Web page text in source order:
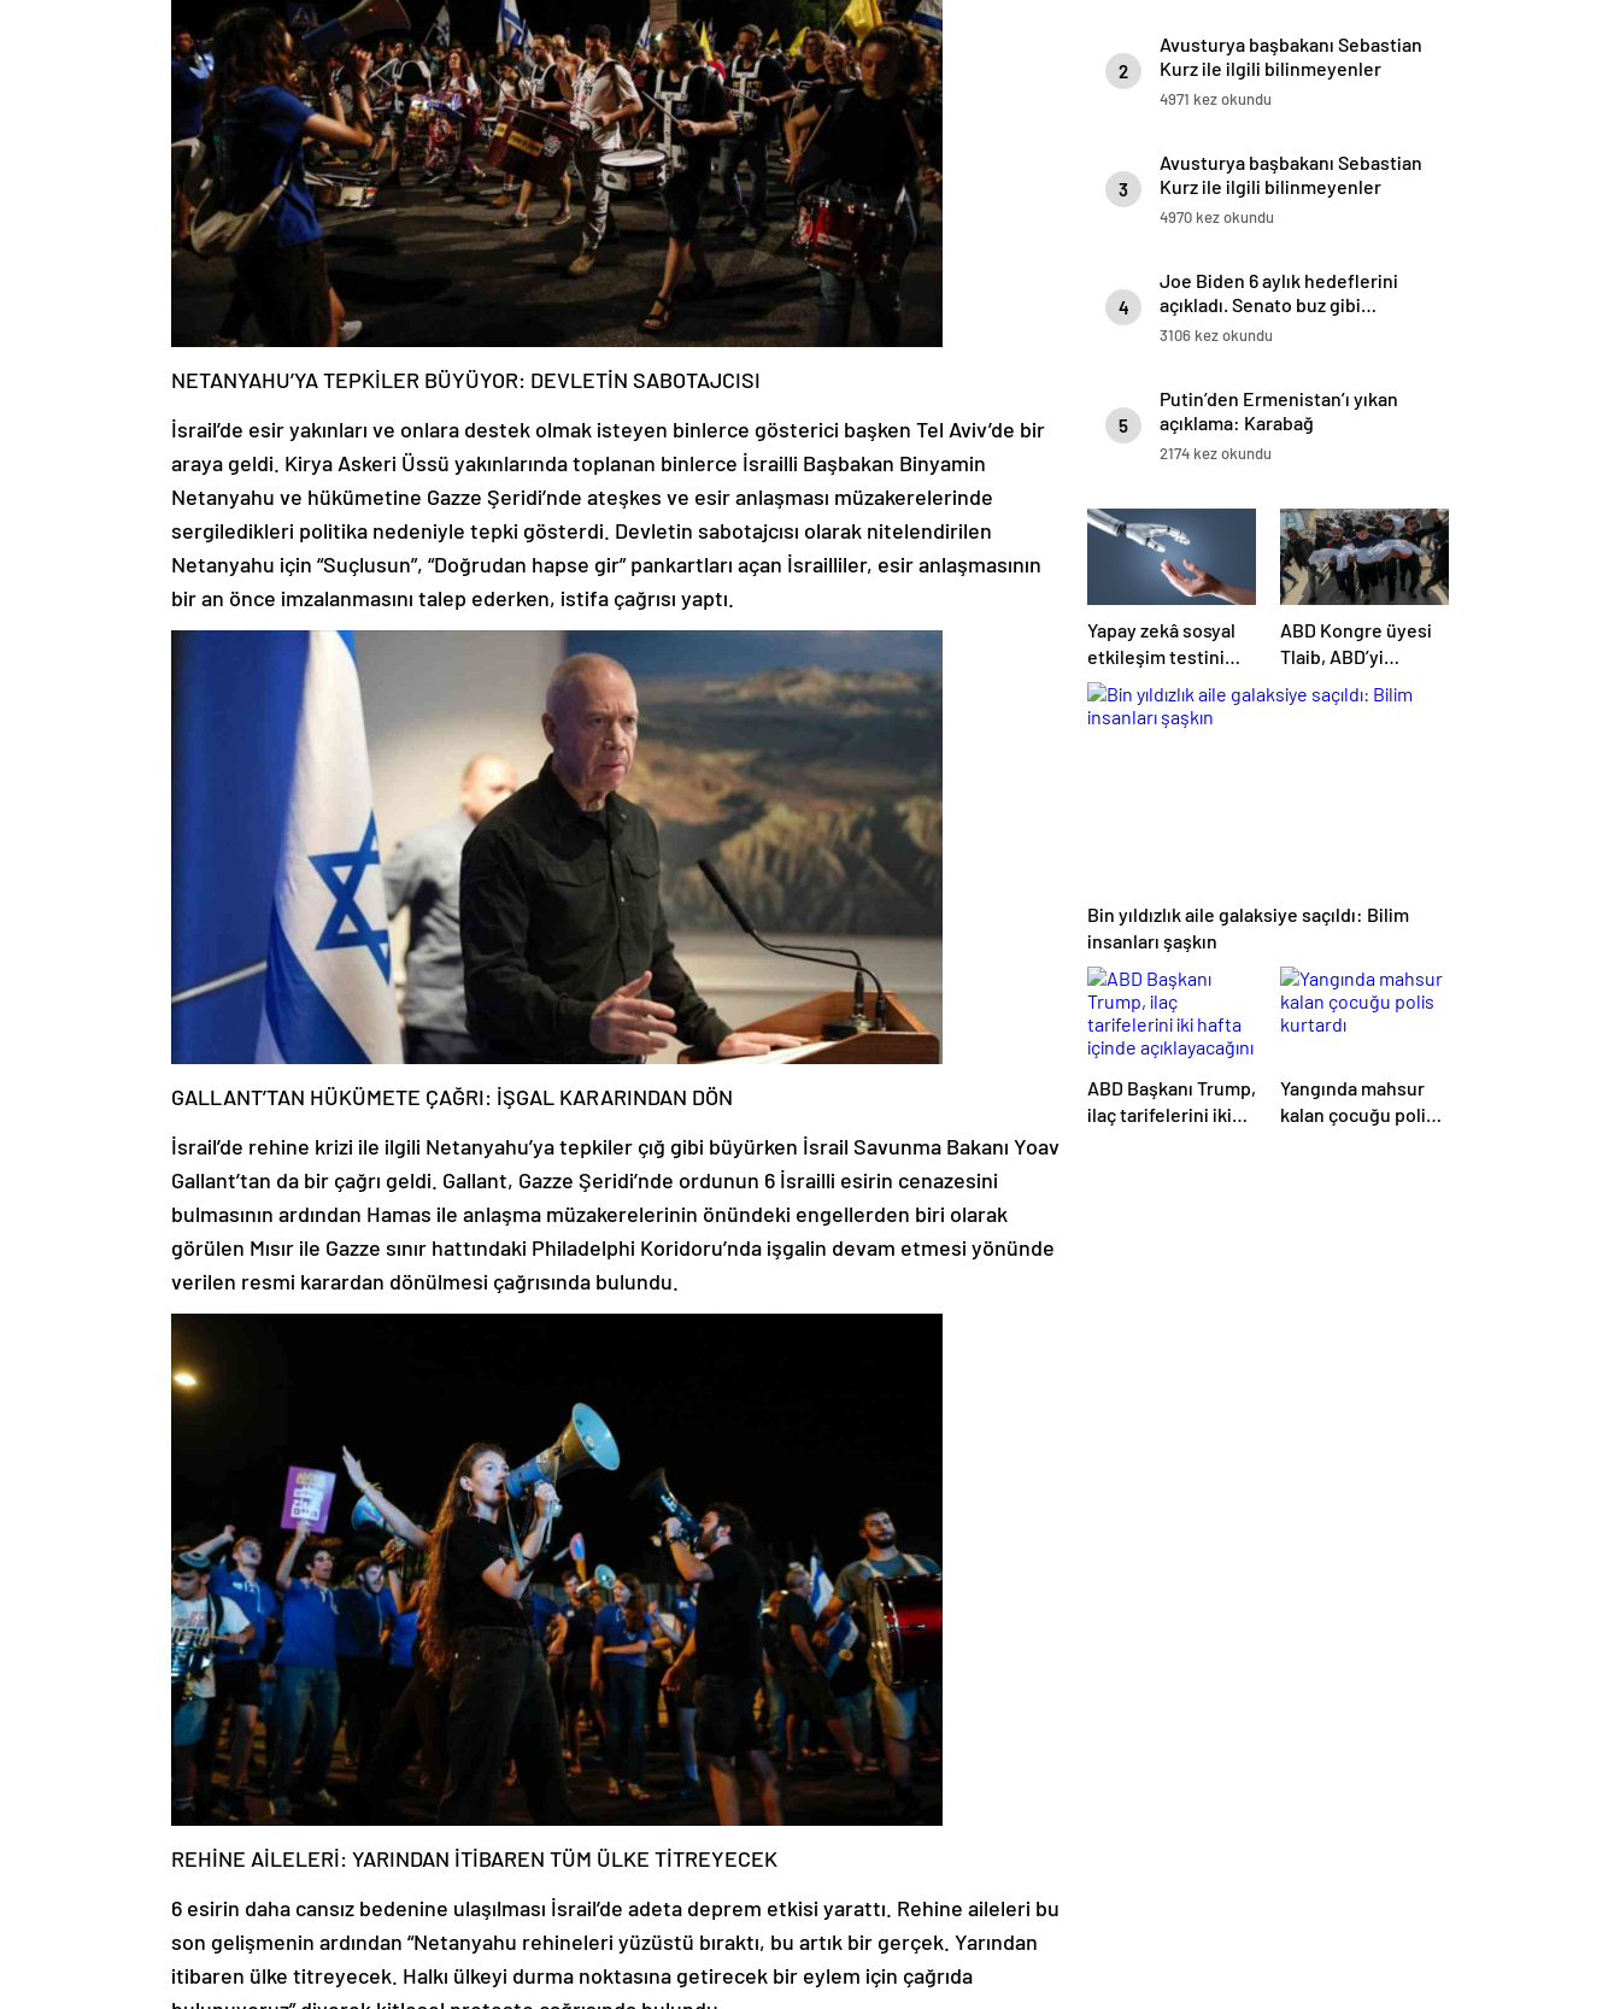
NETANYAHU’YA TEPKİLER BÜYÜYOR: DEVLETİN SABOTAJCISI
İsrail’de esir yakınları ve onlara destek olmak isteyen binlerce gösterici başken Tel Aviv’de bir
araya geldi. Kirya Askeri Üssü yakınlarında toplanan binlerce İsrailli Başbakan Binyamin
Netanyahu ve hükümetine Gazze Şeridi’nde ateşkes ve esir anlaşması müzakerelerinde
sergiledikleri politika nedeniyle tepki gösterdi. Devletin sabotajcısı olarak nitelendirilen
Netanyahu için “Suçlusun”, “Doğrudan hapse gir” pankartları açan İsrailliler, esir anlaşmasının
bir an önce imzalanmasını talep ederken, istifa çağrısı yaptı.
GALLANT’TAN HÜKÜMETE ÇAĞRI: İŞGAL KARARINDAN DÖN
İsrail’de rehine krizi ile ilgili Netanyahu’ya tepkiler çığ gibi büyürken İsrail Savunma Bakanı Yoav
Gallant’tan da bir çağrı geldi. Gallant, Gazze Şeridi’nde ordunun 6 İsrailli esirin cenazesini
bulmasının ardından Hamas ile anlaşma müzakerelerinin önündeki engellerden biri olarak
görülen Mısır ile Gazze sınır hattındaki Philadelphi Koridoru’nda işgalin devam etmesi yönünde
verilen resmi karardan dönülmesi çağrısında bulundu.
REHİNE AİLELERİ: YARINDAN İTİBAREN TÜM ÜLKE TİTREYECEK
6 esirin daha cansız bedenine ulaşılması İsrail’de adeta deprem etkisi yarattı. Rehine aileleri bu
son gelişmenin ardından “Netanyahu rehineleri yüzüstü bıraktı, bu artık bir gerçek. Yarından
itibaren ülke titreyecek. Halkı ülkeyi durma noktasına getirecek bir eylem için çağrıda
2
Avusturya başbakanı Sebastian
Kurz ile ilgili bilinmeyenler
4971 kez okundu
3
Avusturya başbakanı Sebastian
Kurz ile ilgili bilinmeyenler
4970 kez okundu
4
Joe Biden 6 aylık hedeflerini
açıkladı. Senato buz gibi…
3106 kez okundu
5
Putin’den Ermenistan’ı yıkan
açıklama: Karabağ
Azerbaycan’ın ayrılmaz bir
2174 kez okundu
Yapay zekâ sosyal
etkileşim testini
geçemedi
ABD Kongre üyesi
Tlaib, ABD’yi
Filistin’deki
“soykırımda suç
Bin yıldızlık aile galaksiye saçıldı: Bilim
insanları şaşkın
ABD Başkanı Trump,
ilaç tarifelerini iki
Yangında mahsur
kalan çocuğu polis